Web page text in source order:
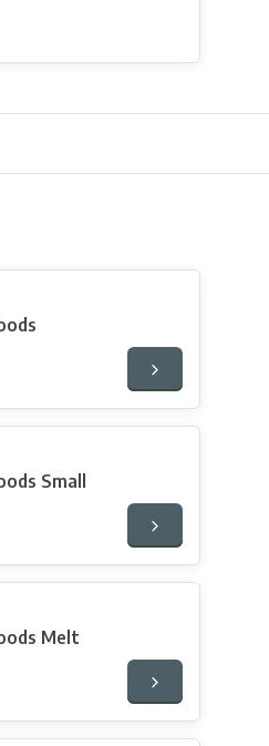
Small
Melt